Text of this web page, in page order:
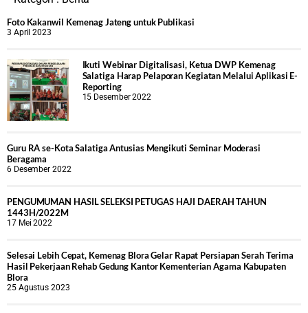
Foto Kakanwil Kemenag Jateng untuk Publikasi
3 April 2023
Ikuti Webinar Digitalisasi, Ketua DWP Kemenag
Salatiga Harap Pelaporan Kegiatan Melalui Aplikasi E-
Reporting
15 Desember 2022
Guru RA se-Kota Salatiga Antusias Mengikuti Seminar Moderasi
Beragama
6 Desember 2022
PENGUMUMAN HASIL SELEKSI PETUGAS HAJI DAERAH TAHUN
1443H/2022M
17 Mei 2022
Selesai Lebih Cepat, Kemenag Blora Gelar Rapat Persiapan Serah Terima
Hasil Pekerjaan Rehab Gedung Kantor Kementerian Agama Kabupaten
Blora
25 Agustus 2023